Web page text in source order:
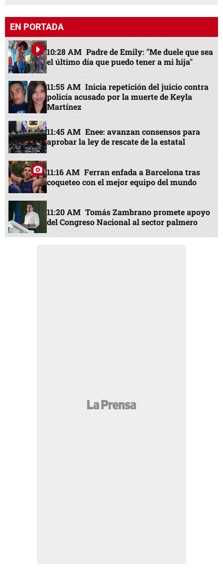
EN PORTADA
10:28 AM Padre de Emily: "Me duele que sea
el último día que puedo tener a mi hija"
11:55 AM Inicia repetición del juicio contra
policía acusado por la muerte de Keyla
Martínez
11:45 AM Enee: avanzan consensos para
aprobar la ley de rescate de la estatal
11:16 AM Ferran enfada a Barcelona tras
coqueteo con el mejor equipo del mundo
11:20 AM Tomás Zambrano promete apoyo
del Congreso Nacional al sector palmero